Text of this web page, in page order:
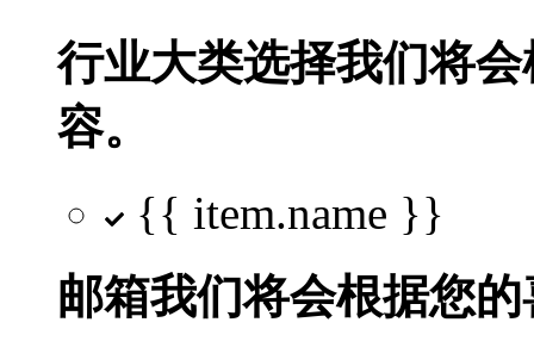
行业大类选择我们将
容。
{{ item.name }}
邮箱我们将会根据您